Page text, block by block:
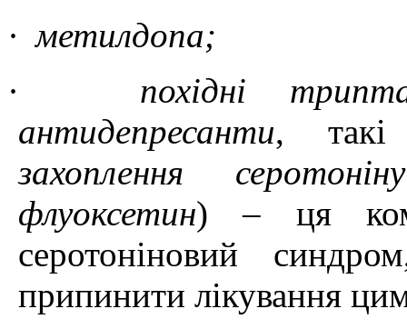
· метилдопа;
·
похідні
антидепресанти,
захоплення серотоніну
флуоксетин) – ця
серотоніновий
припинити лікування